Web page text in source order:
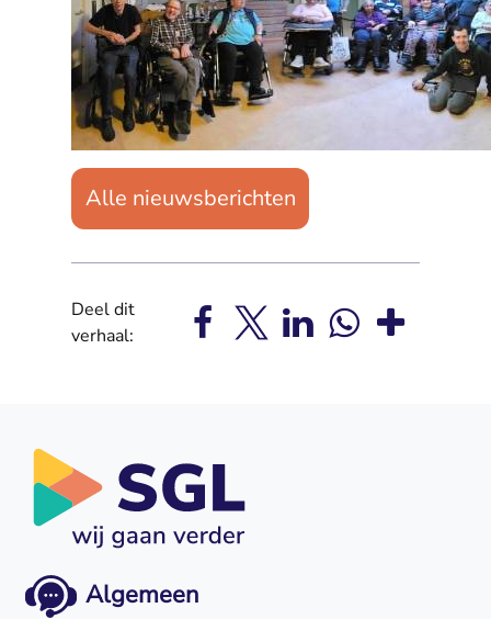
Alle nieuwsberichten
Deel dit
verhaal:
Algemeen